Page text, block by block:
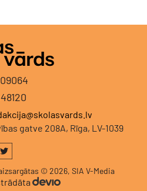
gatve 208A, Rīga, LV-1039
© 2026, SIA V-Media